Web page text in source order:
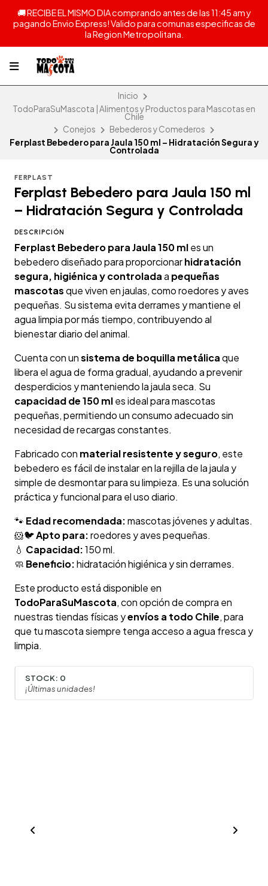
🚚 RECIBE EL MISMO DIA comprando antes de las 11:45 am y
pagando Envio Express! Valido para comunas especificas de
la Region Metropolitana.
Inicio
TodoParaSuMascota | Alimentos y Productos para Mascotas en
Chile
Conejos
Bebederos y Comederos
Ferplast Bebedero para Jaula 150 ml – Hidratación Segura y
Controlada
FERPLAST
Ferplast Bebedero para Jaula 150 ml
– Hidratación Segura y Controlada
DESCRIPCIÓN
Ferplast Bebedero para Jaula 150 mles un
bebedero diseñado para proporcionarhidratación
segura, higiénica y controladaa pequeñas
mascotasque viven en jaulas, como roedores y aves
pequeñas. Su sistema evita derrames y mantiene el
agua limpia por más tiempo, contribuyendo al
bienestar diario del animal.
Cuenta con unsistema de boquilla metálicaque
libera el agua de forma gradual, ayudando a prevenir
desperdicios y manteniendo la jaula seca. Su
capacidad de 150 mles ideal para mascotas
pequeñas, permitiendo un consumo adecuado sin
necesidad de recargas constantes.
Fabricado con material resistente y seguro, este
bebedero es fácil de instalar en la rejilla de la jaula y
simple de desmontar para su limpieza. Es una solución
práctica y funcional para el uso diario.
🐾 Edad recomendada:mascotas jóvenes y adultas.
🐹🐦Apto para:roedores y aves pequeñas.
💧 Capacidad:150 ml.
🧼 Beneficio:hidratación higiénica y sin derrames.
Este producto está disponible en
TodoParaSuMascota, con opción de compra en
nuestras tiendas físicas yenvíos a todo Chile, para
que tu mascota siempre tenga acceso a agua fresca y
limpia.
STOCK: 0
¡Últimas unidades!